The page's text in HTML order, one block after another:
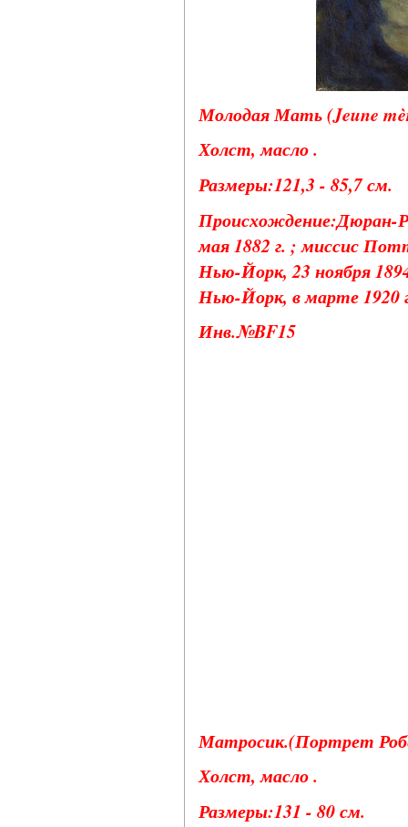
Молодая Мать (Jeune
Холст, масло .
Размеры:121,3 - 85,7 см.
Происхождение:Дюран-
мая 1882 г. ; миссис
Нью-Йорк, 23 ноября
Нью-Йорк, в марте 1920
Инв.№BF15
Матросик.(Портрет
Холст, масло .
Размеры:131 - 80 см.